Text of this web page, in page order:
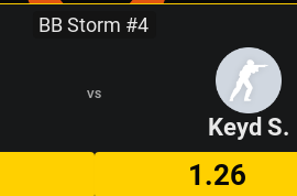
BB Storm #4
VS
Keyd S.
1.26